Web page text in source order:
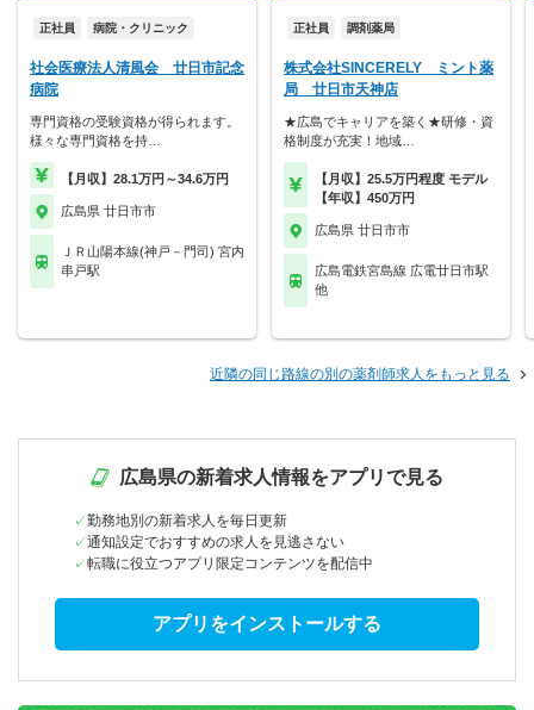
正社員 病院・クリニック
社会医療法人清風会 廿日市記念
病院
専門資格の受験資格が得られます。
様々な専門資格を持…
【月収】28.1万円～34.6万円
広島県 廿日市市
ＪＲ山陽本線(神戸－門司) 宮内
串戸駅
正社員 調剤薬局
株式会社SINCERELY ミント薬
局 廿日市天神店
★広島でキャリアを築く★研修・資
格制度が充実！地域…
【月収】25.5万円程度 モデル
【年収】450万円
広島県 廿日市市
広島電鉄宮島線 広電廿日市駅
他
近隣の同じ路線の別の薬剤師求人をもっと見る
広島県の新着求人情報をアプリで見る
勤務地別の新着求人を毎日更新
通知設定でおすすめの求人を見逃さない
転職に役立つアプリ限定コンテンツを配信中
アプリをインストールする